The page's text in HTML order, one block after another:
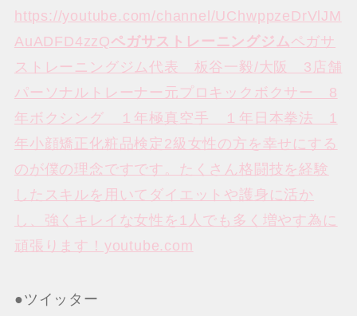
https://youtube.com/channel/UChwppzeDrVlJM
AuADFD4zzQペガサストレーニングジムペガサ
ストレーニングジム代表 板谷一毅/大阪 3店舗
パーソナルトレーナー元プロキックボクサー 8
年ボクシング １年極真空手 １年日本拳法 1
年小顔矯正化粧品検定2級女性の方を幸せにする
のが僕の理念ですです。たくさん格闘技を経験
したスキルを用いてダイエットや護身に活か
し、強くキレイな女性を1人でも多く増やす為に
頑張ります！youtube.com
●ツイッター